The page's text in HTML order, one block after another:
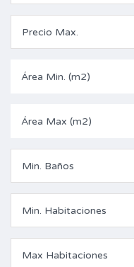
Precio Max.
Min. Baños
Min. Habitaciones
Max Habitaciones